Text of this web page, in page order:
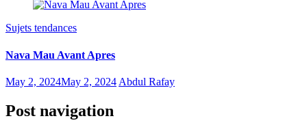
Sujets tendances
Nava Mau Avant Apres
May 2, 2024May 2, 2024 Abdul Rafay
Post navigation